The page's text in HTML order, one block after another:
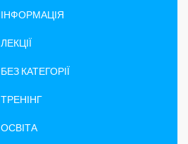
ІНФОРМАЦІЯ
ЛЕКЦІЇ
БЕЗ КАТЕГОРІЇ
ТРЕНІНГ
ОСВІТА